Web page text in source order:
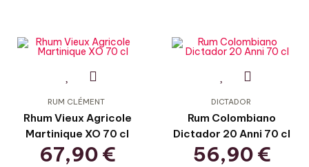
RUM CLÉMENT
Rhum Vieux Agricole
Martinique XO 70 cl
67,90 €
DICTADOR
Rum Colombiano
Dictador 20 Anni 70 cl
56,90 €